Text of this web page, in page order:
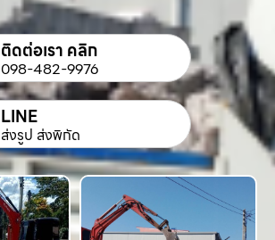
ติดต่อเรา คลิก
098-482-9976
LINE
ส่งรูป ส่งพิกัด